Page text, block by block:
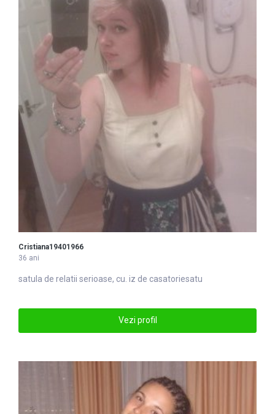
Cristiana19401966
36 ani
satu la de relatii serioase, cu. iz de casatoriesatu
Vezi profil